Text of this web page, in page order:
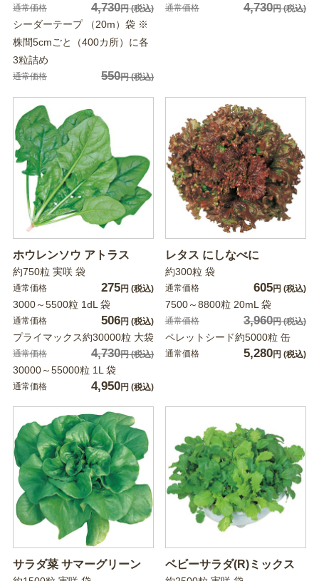
通常価格 4,730円(税込)
シーダーテープ （20m）袋 ※
株間5cmごと（400カ所）に各
3粒詰め
通常価格 550円(税込)
通常価格 4,730円(税込)
ホウレンソウ アトラス
約750粒 実咲 袋
通常価格 275円 (税込)
3000～5500粒 1dL 袋
通常価格 506円 (税込)
プライマックス約30000粒 大袋
通常価格 4,730円(税込)
30000～55000粒 1L 袋
通常価格 4,950円 (税込)
レタス にしなべに
約300粒 袋
通常価格 605円 (税込)
7500～8800粒 20mL 袋
通常価格 3,960円(税込)
ペレットシード約5000粒 缶
通常価格 5,280円 (税込)
サラダ菜 サマーグリーン ベビーサラダ(R)ミックス